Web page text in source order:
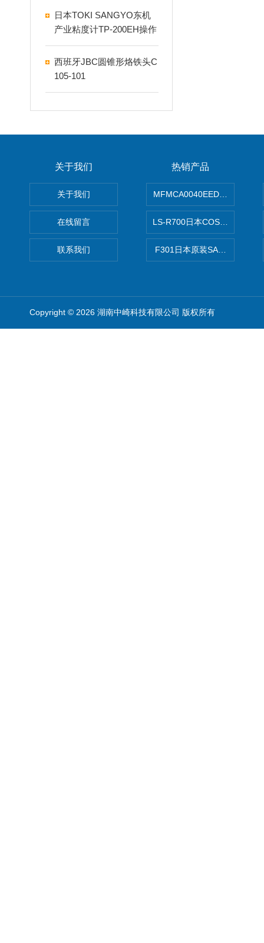
日本TOKI SANGYO东机
产业粘度计TP-200EH操作
说明
西班牙JBC圆锥形烙铁头​C
105-101
关于我们
关于我们
在线留言
联系我们
热销产品
MFMCA0040EED-H日本
LS-R700日本COSMO科斯莫
F301日本原装SANAI三爱旋
Copyright © 2026 湖南中崎科技有限公司 版权所有